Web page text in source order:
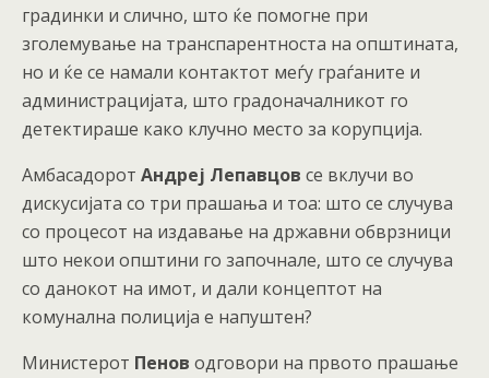
градинки и слично, што ќе помогне при
зголемување на транспарентноста на општината,
но и ќе се намали контактот меѓу граѓаните и
администрацијата, што градоначалникот го
детектираше како клучно место за корупција.
Амбасадорот Андреј Лепавцов се вклучи во
дискусијата со три прашања и тоа: што се случува
со процесот на издавање на државни обврзници
што некои општини го започнале, што се случува
со данокот на имот, и дали концептот на
комунална полиција е напуштен?
Министерот Пенов одговори на првото прашање